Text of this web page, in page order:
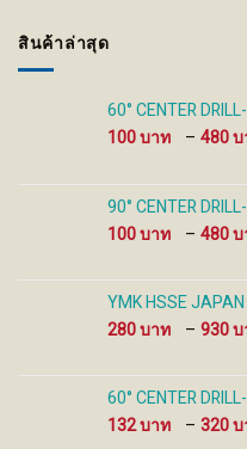
be
chosen
สินค้าล่าสุด
60° CENTER
100
– 480
90° CENTER
100
– 480
YMK HSSE
280
– 930
60° CENTER
132
– 320